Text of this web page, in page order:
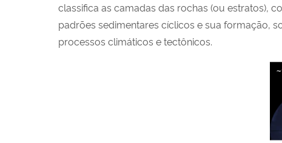
classifica as camadas das rochas (ou estratos),
padrões sedimentares cíclicos e sua formação,
processos climáticos e tectônicos.